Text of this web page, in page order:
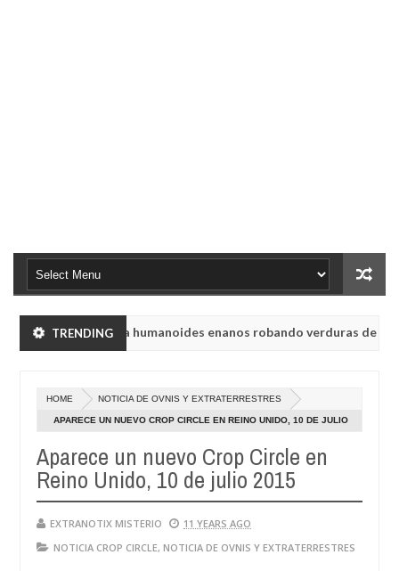
TRENDING
vieron a humanoides enanos robando verduras de sus
vieron a humanoides enanos robando verduras de sus
de radio rusa UVB-76, conocida como la radio del fin del
HOME NOTICIA DE OVNIS Y EXTRATERRESTRES
APARECE UN NUEVO CROP CIRCLE EN REINO UNIDO, 10 DE JULIO
Aparece un nuevo Crop Circle en
Reino Unido, 10 de julio 2015
EXTRANOTIX MISTERIO
11 YEARS AGO
NOTICIA CROP CIRCLE, NOTICIA DE OVNIS Y EXTRATERRESTRES